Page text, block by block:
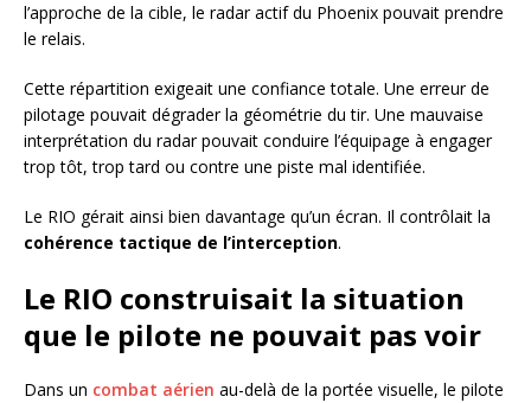
l’approche de la cible, le radar actif du Phoenix pouvait prendre
le relais.
Cette répartition exigeait une confiance totale. Une erreur de
pilotage pouvait dégrader la géométrie du tir. Une mauvaise
interprétation du radar pouvait conduire l’équipage à engager
trop tôt, trop tard ou contre une piste mal identifiée.
Le RIO gérait ainsi bien davantage qu’un écran. Il contrôlait la
cohérence tactique de l’interception.
Le RIO construisait la situation
que le pilote ne pouvait pas voir
Dans un combat aérien au-delà de la portée visuelle, le pilote